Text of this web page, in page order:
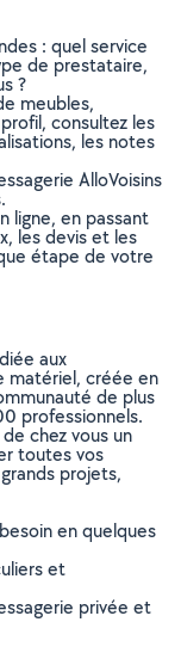
: quel service
de prestataire,
?
meubles,
consultez les
les notes
AlloVoisins
ligne, en passant
les devis et les
étape de votre
aux
matériel, créée en
de plus
professionnels.
chez vous un
toutes vos
projets,
en quelques
et
privée et